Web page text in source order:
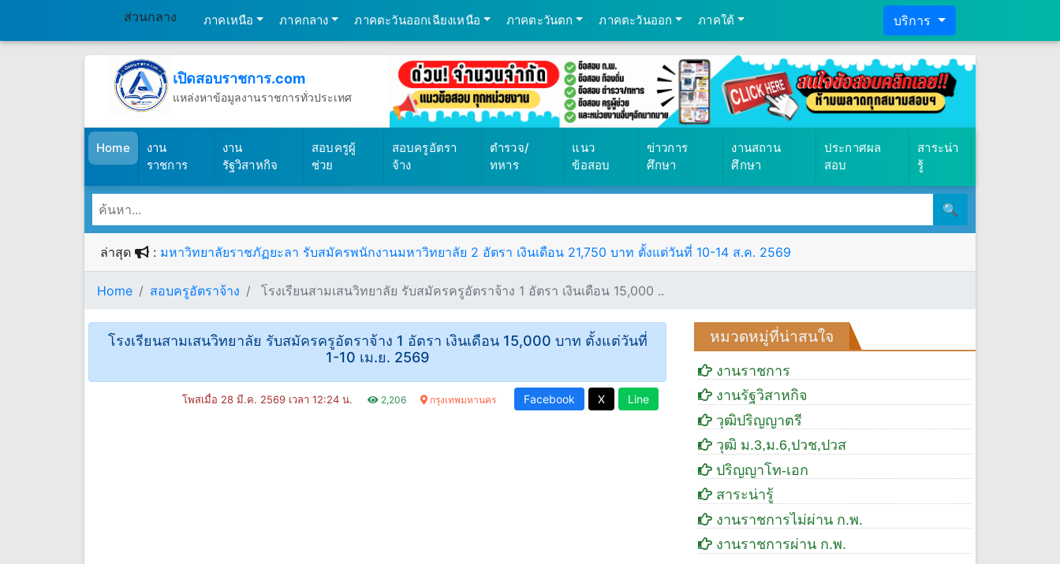
ส่วนกลาง ภาคเหนือ ภาคกลาง ภาคตะวันออกเฉียงเหนือ ภาคตะวันตก ภาคตะวันออก ภาคใต้ บริการ
เปิดสอบราชการ.com
แหล่งหาข้อมูลงานราชการทั่วประเทศ
Home(เปิดสอบราชการ)
งาน
ราชการ
งาน
รัฐวิสาหกิจ
สอบครูผู้
ช่วย
สอบครูอัตรา
จ้าง
ตำรวจ/
ทหาร
แนว
ข้อสอบ
ข่าวการ
ศึกษา
งานสถาน
ศึกษา
ประกาศผล
สอบ
สาระน่า
รู้
🔍
ล่าสุด : มหาวิทยาลัยราชภัฏยะลา รับสมัครพนักงานมหาวิทยาลัย 2 อัตรา เงินเดือน 21,750 บาท ตั้งแต่วันที่ 10-14 ส.ค. 2569
Home สอบครูอัตราจ้าง โรงเรียนสามเสนวิทยาลัย รับสมัครครูอัตราจ้าง 1 อัตรา เงินเดือน 15,000 ..
โรงเรียนสามเสนวิทยาลัย รับสมัครครูอัตราจ้าง 1 อัตรา เงินเดือน 15,000 บาท ตั้งแต่วันที่
1-10 เม.ย. 2569
โพสเมื่อ 28 มี.ค. 2569 เวลา 12:24 น. 2,206 กรุงเทพมหานคร Facebook X Line
หมวดหมู่ที่น่าสนใจ
งานราชการ
งานรัฐวิสาหกิจ
วุฒิปริญญาตรี
วุฒิ ม.3,ม.6,ปวช,ปวส
ปริญญาโท-เอก
สาระน่ารู้
งานราชการไม่ผ่าน ก.พ.
งานราชการผ่าน ก.พ.